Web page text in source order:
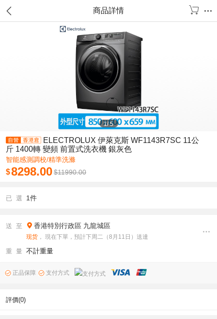
商品詳情
1/5
ELECTROLUX 伊萊克斯 WF1143R7SC 11公
斤 1400轉 變頻 前置式洗衣機 銀灰色
智能感測調校/精準洗滌
$8298.00$11990.00
已 選 1件
送 至 香港特別行政區 九龍城區
现货 ， 現在下單，預計下周二（8月11日）送達
重 量 不計重量
正品保障 支付方式
評價(0)